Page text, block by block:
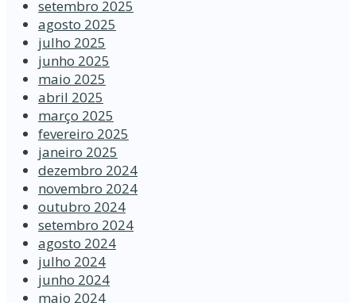
setembro 2025
agosto 2025
julho 2025
junho 2025
maio 2025
abril 2025
março 2025
fevereiro 2025
janeiro 2025
dezembro 2024
novembro 2024
outubro 2024
setembro 2024
agosto 2024
julho 2024
junho 2024
maio 2024